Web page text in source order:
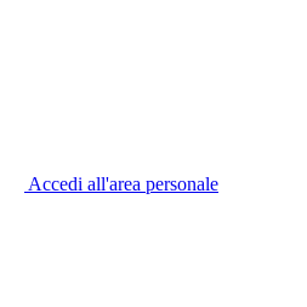
Accedi all'area personale